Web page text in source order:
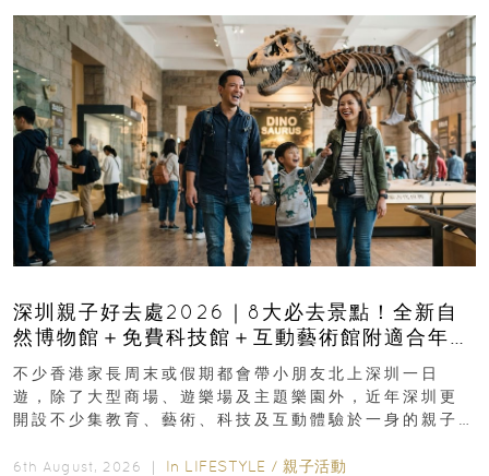
深圳親子好去處2026｜8大必去景點！全新自
然博物館＋免費科技館＋互動藝術館附適合年
齡、交通、門票、開放時間
不少香港家長周末或假期都會帶小朋友北上深圳一日
遊，除了大型商場、遊樂場及主題樂園外，近年深圳更
開設不少集教育、藝術、科技及互動體驗於一身的親子
6th August, 2026 ｜ In LIFESTYLE / 親子活動